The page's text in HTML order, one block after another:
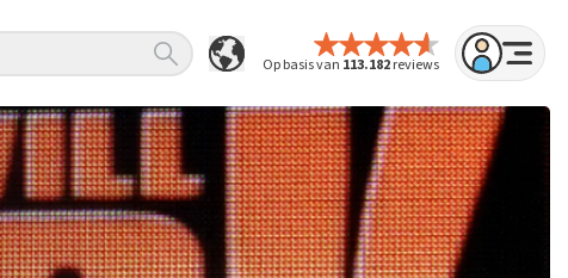
Op basis van 113.182reviews